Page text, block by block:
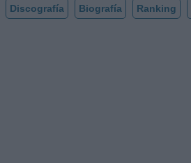
Discografía Biografía Ranking